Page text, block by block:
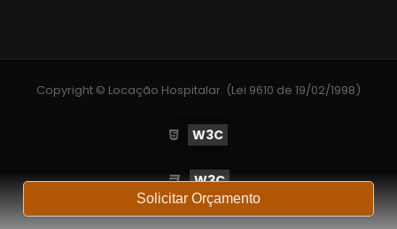
Solicitar Orçamento
Copyright © Locação Hospitalar. (Lei 9610 de 19/02/1998)
W3C
W3C